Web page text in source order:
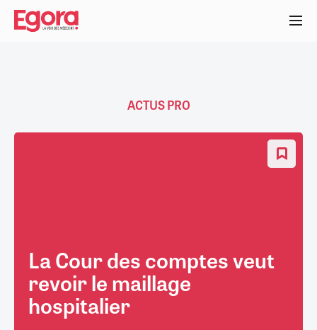
Aller
contenu
ACTUS PRO
La Cour des comptes veut
revoir le maillage
hospitalier